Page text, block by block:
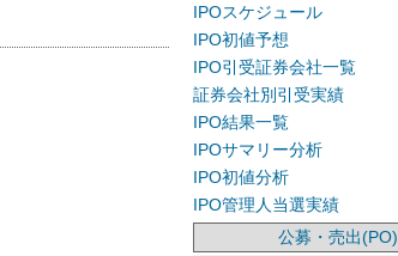
IPOスケジュール
IPO初値予想
IPO引受証券会社一覧
証券会社別引受実績
IPO結果一覧
IPOサマリー分析
IPO初値分析
IPO管理人当選実績
公募・売出(PO)